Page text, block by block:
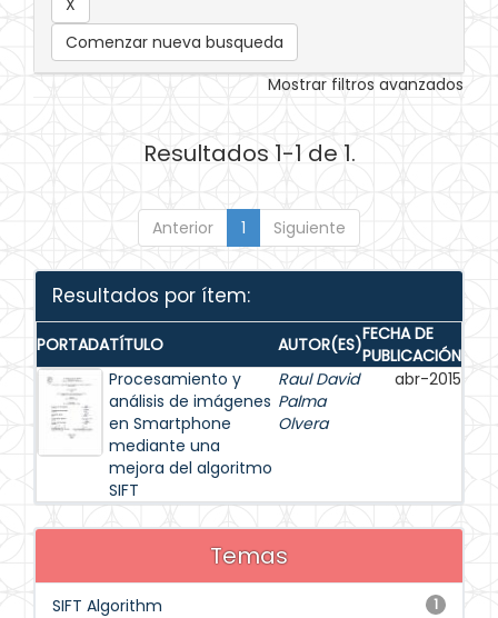
Comenzar nueva busqueda
Mostrar filtros avanzados
Resultados 1-1 de 1.
Anterior 1 Siguiente
Resultados por ítem:
PORTADATÍTULO AUTOR(ES)FECHA DE
PUBLICACIÓN
Procesamiento y
análisis de imágenes
en Smartphone
mediante una
mejora del algoritmo
SIFT
Raul David
Palma
Olvera
abr-2015
Temas
1
SIFT Algorithm